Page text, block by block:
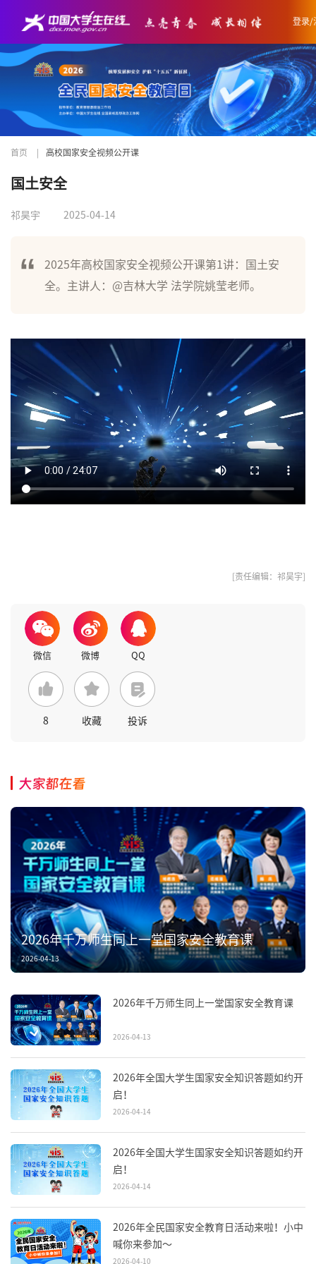
登录/
首页 高校国家安全视频公开课
国土安全
祁昊宇 2025-04-14
2025年高校国家安全视频公开课第1讲：国土安
全。主讲人：@吉林大学 法学院姚莹老师。
[责任编辑：祁昊宇]
8 收藏 投诉
大家都在看
2026年千万师生同上一堂国家安全教育课
2026-04-13
2026年千万师生同上一堂国家安全教育课
2026-04-13
2026年全国大学生国家安全知识答题如约开
启！
2026-04-14
2026年全国大学生国家安全知识答题如约开
启！
2026-04-14
2026年全民国家安全教育日活动来啦！小中
喊你来参加～
2026-04-10